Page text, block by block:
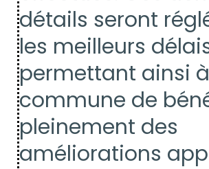
détails seront
les meilleurs
permettant ainsi
commune de
pleinement des
améliorations